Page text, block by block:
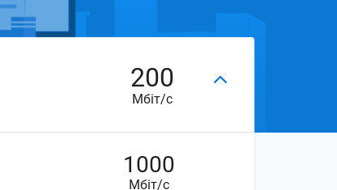
200
Мбіт/с
1000
Мбіт/с